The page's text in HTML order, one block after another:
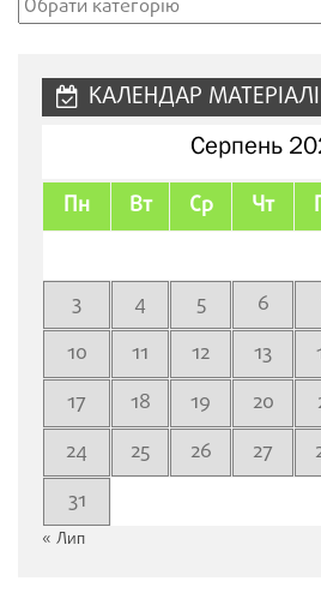
Рубрики
КАЛЕНДАР
Серпень
Пн Вт Ср Чт
3
4 5 6
10
11 12 13
17
18 19 20
24
25 26 27
31
« Лип